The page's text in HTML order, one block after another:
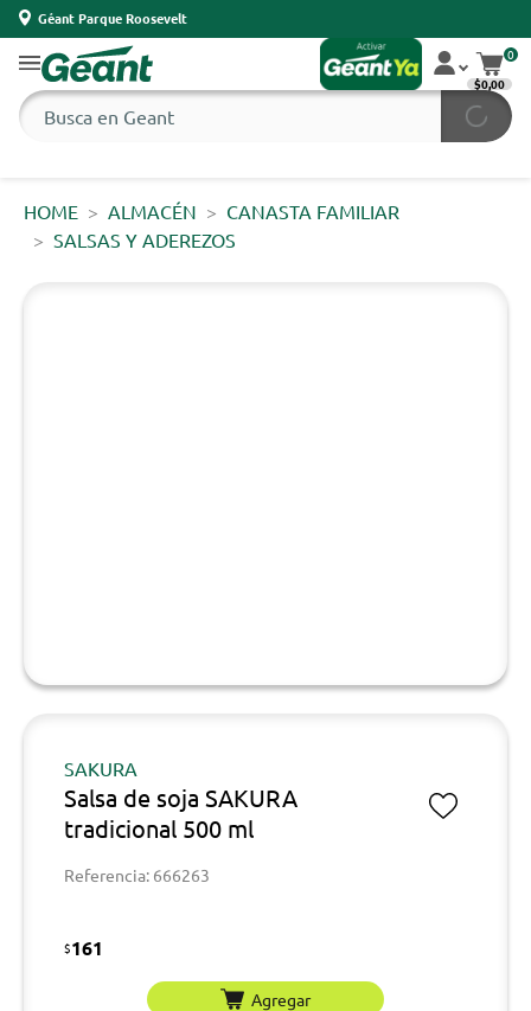
Géant Parque Roosevelt
0
$0,00
HOME ALMACÉN
CANASTA FAMILIAR
SALSAS Y ADEREZOS
SAKURA
Salsa de soja SAKURA
tradicional 500 ml
Referencia: 666263
$161
Agregar